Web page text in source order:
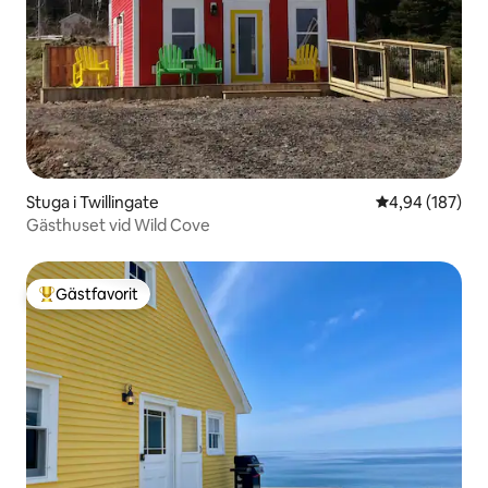
Stuga i Twillingate 4,94 av 5 i
4,94 (187)
Gästhuset vid Wild Cove
Populär gästfavorit
Gästfavorit